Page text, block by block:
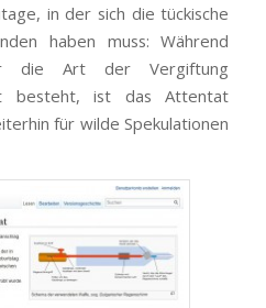
in der sich die tückische
haben muss: Während
die Art der Vergiftung
besteht, ist das Attentat
für wilde Spekulationen